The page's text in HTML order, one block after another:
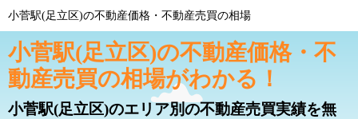
小菅駅(足立区)の不動産価格・不動産売買の相場
小菅駅(足立区)の不動産価格・不
動産売買の相場がわかる！
小菅駅(足立区)のエリア別の不動産売買実績を無